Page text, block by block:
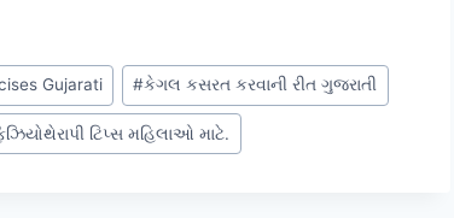
Gujarati #કેગલ કસરત કરવાની રીત ગુજરાતી
ટિપ્સ મહિલાઓ માટે.